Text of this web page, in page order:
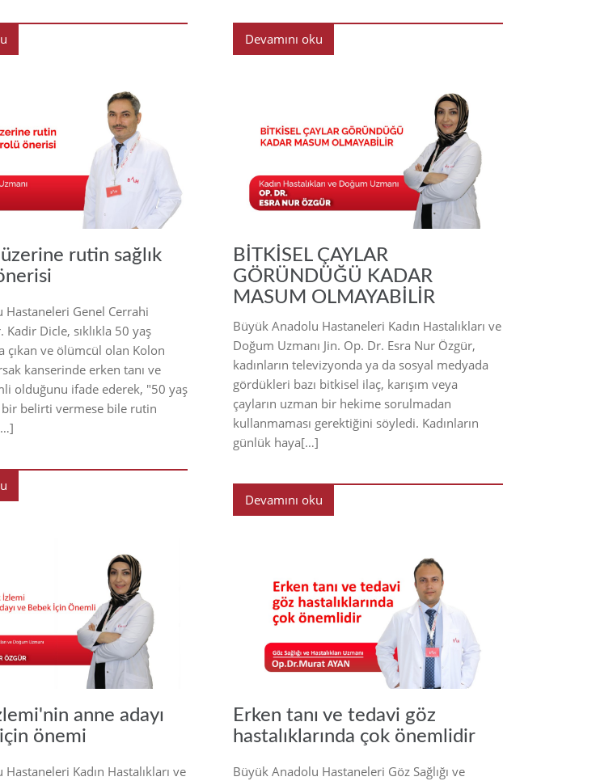
Devamını oku
2021
rutin sağlık
Hastaneleri Genel Cerrahi
Kadir Dicle, sıklıkla 50 yaş
çıkan ve ölümcül olan Kolon
kanserinde erken tanı ve
olduğunu ifade ederek, "50 yaş
belirti vermese bile rutin
BİTKİSEL ÇAYLAR
GÖRÜNDÜĞÜ KADAR
MASUM OLMAYABİLİR
Büyük Anadolu Hastaneleri Kadın Hastalıkları ve
Doğum Uzmanı Jin. Op. Dr. Esra Nur Özgür,
kadınların televizyonda ya da sosyal medyada
gördükleri bazı bitkisel ilaç, karışım veya
çayların uzman bir hekime sorulmadan
kullanmaması gerektiğini söyledi. Kadınların
günlük haya[…]
Devamını oku
anne adayı
önemi
Kadın Hastalıkları ve
Erken tanı ve tedavi göz
hastalıklarında çok önemlidir
Büyük Anadolu Hastaneleri Göz Sağlığı ve